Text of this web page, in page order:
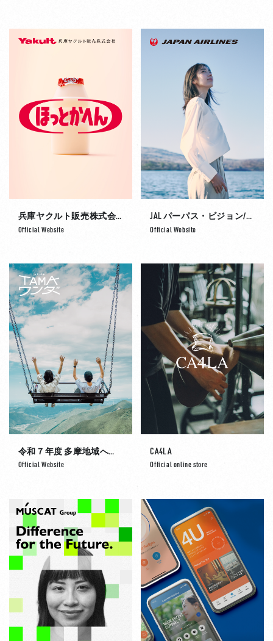
兵庫ヤクルト販売株式会社
Official Website
JAL パーパス・ビジョン/ブランドストーリー
Official Website
令和７年度 多摩地域への誘客促進キャンペーン業務委託
Official Website
CA4LA
Official online store